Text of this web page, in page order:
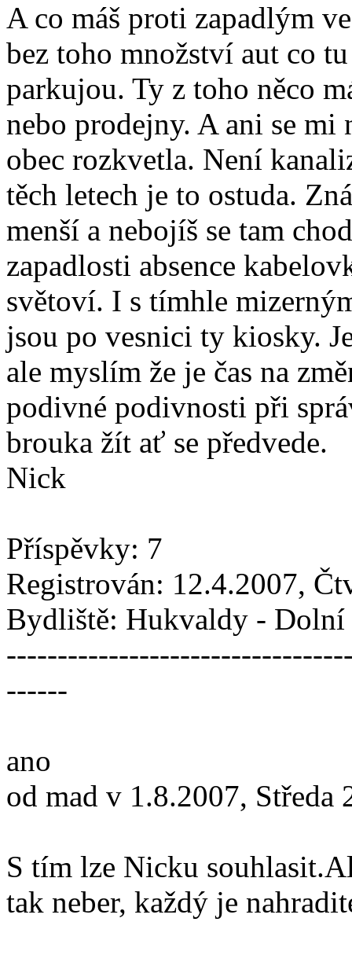
A co máš proti zapadlým
bez toho množství aut co
parkujou. Ty z toho něco
nebo prodejny. A ani se mi
obec rozkvetla. Není
těch letech je to ostuda.
menší a nebojíš se tam
zapadlosti absence
světoví. I s tímhle
jsou po vesnici ty kiosky.
ale myslím že je čas na
podivné podivnosti při
brouka žít ať se předvede.
Nick
Příspěvky: 7
Registrován: 12.4.2007,
Bydliště: Hukvaldy - Dolní
------
ano
od mad v 1.8.2007, Středa
S tím lze Nicku
tak neber, každý je